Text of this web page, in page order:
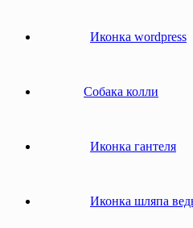
Иконка wordpress
Собака колли
Иконка гантеля
Иконка шляпа